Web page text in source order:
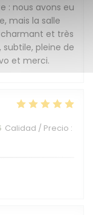
: nous avons eu
mais la salle
et très
pleine de
et merci.
Calidad / Precio :